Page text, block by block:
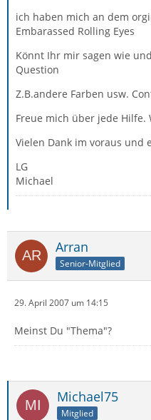
ich haben mich an dem
Embarassed Rolling Eyes
Könnt Ihr mir sagen wie
Question
Z.B.andere Farben usw.
Freue mich über jede Hilfe.
Vielen Dank im voraus und
LG
Michael
Arran
Senior-Mitglied
29. April 2007 um 14:15
Meinst Du "Thema"?
Michael75
Mitglied